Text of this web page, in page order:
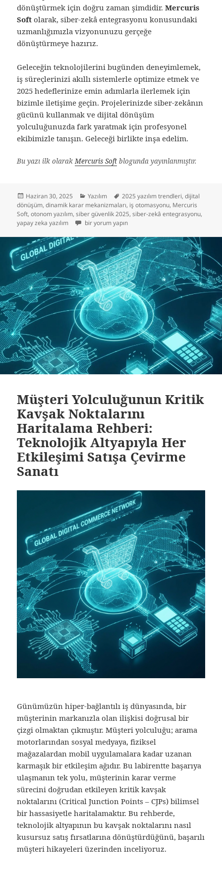
dönüştürmek için doğru zaman şimdidir.Mercuris
Soft olarak, siber-zekâ entegrasyonu konusundaki
uzmanlığımızla vizyonunuzu gerçeğe
dönüştürmeye hazırız.
Geleceğin teknolojilerini bugünden deneyimlemek,
iş süreçlerinizi akıllı sistemlerle optimize etmek ve
2025 hedeflerinize emin adımlarla ilerlemek için
bizimle iletişime geçin. Projelerinizde siber-zekânın
gücünü kullanmak ve dijital dönüşüm
yolculuğunuzda fark yaratmak için profesyonel
ekibimizle tanışın. Geleceği birlikte inşa edelim.
Bu yazı ilk olarakMercuris Soft blogunda yayınlanmıştır.
Yayın
tarihi
Haziran 30, 2025 Kategoriler
Yazılım Etiketler
2025 yazılım trendleri,dijital
dönüşüm,dinamik karar mekanizmaları, iş otomasyonu, Mercuris
Soft,otonom yazılım,siber güvenlik 2025,siber-zekâ entegrasyonu,
yapay zeka yazılım
Siber-Zekâ Entegrasyonu: 2025 ve Ötesinde
bir yorum yapın
Müşteri Yolculuğunun Kritik
Kavşak Noktalarını
Haritalama Rehberi:
Teknolojik Altyapıyla Her
Etkileşimi Satışa Çevirme
Sanatı
Günümüzün hiper-bağlantılı iş dünyasında, bir
müşterinin markanızla olan ilişkisi doğrusal bir
çizgi olmaktan çıkmıştır. Müşteri yolculuğu; arama
motorlarından sosyal medyaya, fiziksel
mağazalardan mobil uygulamalara kadar uzanan
karmaşık bir etkileşim ağıdır. Bu labirentte başarıya
ulaşmanın tek yolu, müşterinin karar verme
sürecini doğrudan etkileyen kritik kavşak
noktalarını (Critical Junction Points – CJPs) bilimsel
bir hassasiyetle haritalamaktır. Bu rehberde,
teknolojik altyapının bu kavşak noktalarını nasıl
kusursuz satış fırsatlarına dönüştürdüğünü, başarılı
müşteri hikayeleri üzerinden inceliyoruz.